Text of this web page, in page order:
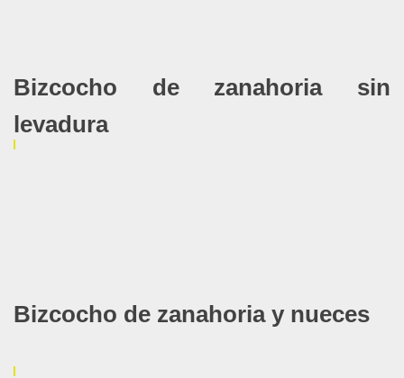
Bizcocho de zanahoria sin
levadura
Bizcocho de zanahoria y nueces